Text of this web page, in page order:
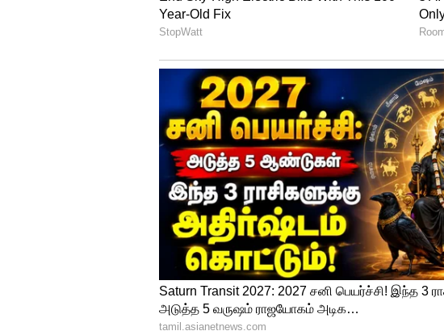
அதைச் சுத்தி தண்ணீர் துளிகள்
இருந்தா, அது நம்ம கையிலிருந்து ஈஸியா
ஓடும்போதோ, டிரைவிங் செய்யும்போதோ
பாட்டில் மேல இருக்கிற இந்த மேடு
வேர்த்தாலும், பாட்டில் ஈரமா இருந்தாலும்
இதையும் படியுங்கள்:இடி
சொல்றோம்.? இதுதான் காரணம்.!